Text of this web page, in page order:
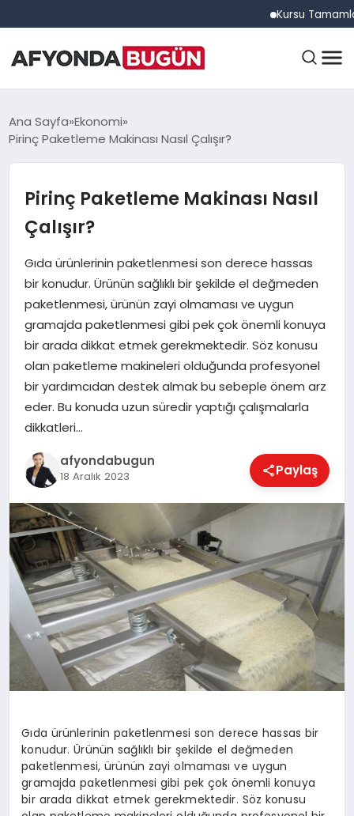
Kursu Tamamlayan
ANASAYFA
EĞITIM
EKONOMI
MAGAZIN
SAĞLIK
SIYASET
SPOR
YAŞAM
Ana Sayfa Ekonomi
Pirinç Paketleme Makinası Nasıl Çalışır?
Pirinç Paketleme Makinası Nasıl
Çalışır?
Gıda ürünlerinin paketlenmesi son derece hassas
bir konudur. Ürünün sağlıklı bir şekilde el değmeden
paketlenmesi, ürünün zayi olmaması ve uygun
gramajda paketlenmesi gibi pek çok önemli konuya
bir arada dikkat etmek gerekmektedir. Söz konusu
olan paketleme makineleri olduğunda profesyonel
bir yardımcıdan destek almak bu sebeple önem arz
eder. Bu konuda uzun süredir yaptığı çalışmalarla
dikkatleri…
afyondabugun
18 Aralık 2023 Paylaş
Gıda ürünlerinin paketlenmesi son derece hassas bir
konudur. Ürünün sağlıklı bir şekilde el değmeden
paketlenmesi, ürünün zayi olmaması ve uygun
gramajda paketlenmesi gibi pek çok önemli konuya
bir arada dikkat etmek gerekmektedir. Söz konusu